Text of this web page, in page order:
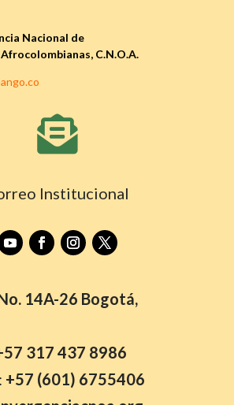
Nacional de
C.N.O.A.

Institucional
14A-26 Bogotá,
317 437 8986
+57 (601) 6755406